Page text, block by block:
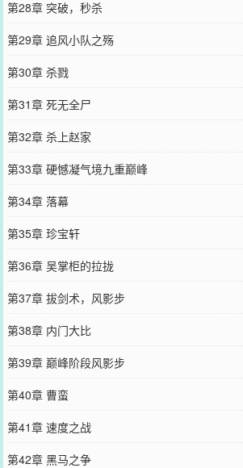
第28章 突破，秒杀
第29章 追风小队之殇
第30章 杀戮
第31章 死无全尸
第32章 杀上赵家
第33章 硬憾凝气境九重巅峰
第34章 落幕
第35章 珍宝轩
第36章 吴掌柜的拉拢
第37章 拔剑术，风影步
第38章 内门大比
第39章 巅峰阶段风影步
第40章 曹蛮
第41章 速度之战
第42章 黑马之争